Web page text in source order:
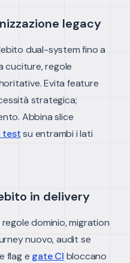
legacy
dual-system fino a
cuciture, regole
Evita feature
strategica;
Abbina slice
testsu entrambi i lati
in delivery
dominio, migration
nuovo, audit se
flag e gate CI bloccano